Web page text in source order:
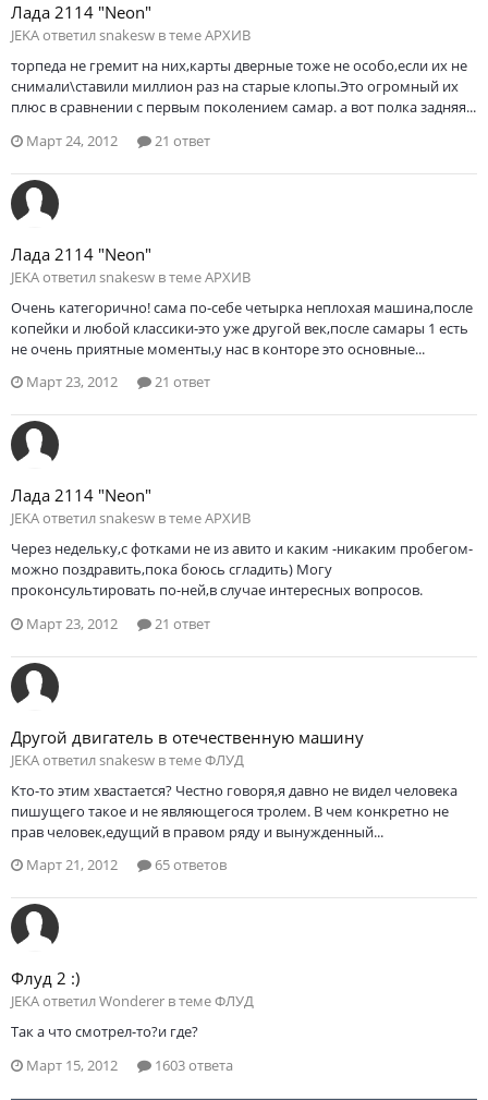
Лада 2114 "Neon"
JEKA ответил snakesw в темеАРХИВ
торпеда не гремит на них,карты дверные тоже не особо,если их не
снимали\ставили миллион раз на старые клопы.Это огромный их
плюс в сравнении с первым поколением самар. а вот полка задняя...
Март 24, 2012
21 ответ
Лада 2114 "Neon"
JEKA ответил snakesw в темеАРХИВ
Очень категорично! сама по-себе четырка неплохая машина,после
копейки и любой классики-это уже другой век,после самары 1 есть
не очень приятные моменты,у нас в конторе это основные...
Март 23, 2012
21 ответ
Лада 2114 "Neon"
JEKA ответил snakesw в темеАРХИВ
Через недельку,с фотками не из авито и каким -никаким пробегом-
можно поздравить,пока боюсь сгладить) Могу
проконсультировать по-ней,в случае интересных вопросов.
Март 23, 2012
21 ответ
Другой двигатель в отечественную машину
JEKA ответил snakesw в темеФЛУД
Кто-то этим хвастается? Честно говоря,я давно не видел человека
пишущего такое и не являющегося тролем. В чем конкретно не
прав человек,едущий в правом ряду и вынужденный...
Март 21, 2012
65 ответов
Флуд 2 :)
JEKA ответил Wonderer в темеФЛУД
Так а что смотрел-то?и где?
Март 15, 2012
1603 ответа